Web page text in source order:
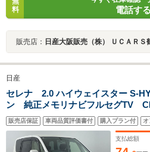
料
電話する
販売店： 日産大阪販売（株） ＵＣＡＲＳ
日産
セレナ 2.0 ハイウェイスター S-
ン 純正メモリナビフルセグTV
両側パワースライドドア 純正16
ズコントロール プッシュスター
キー
販売店保証 車両品質評価書付 購入プラン付 オ
支払総額